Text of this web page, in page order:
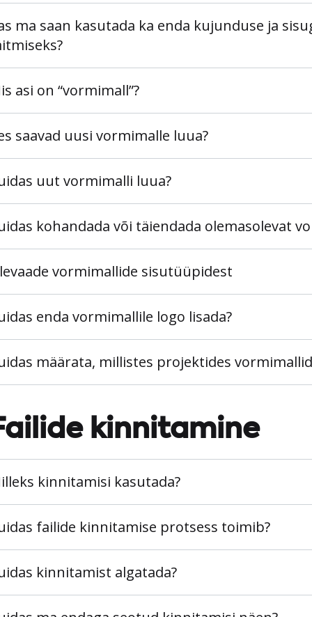
ma saan kasutada ka enda kujunduse ja
asi on “vormimall”?
saavad uusi vormimalle luua?
uut vormimalli luua?
kohandada või täiendada olemasolevat
vormimallide sisutüüpidest
enda vormimallile logo lisada?
määrata, millistes projektides
kinnitamine
kinnitamisi kasutada?
failide kinnitamise protsess toimib?
kinnitamist algatada?